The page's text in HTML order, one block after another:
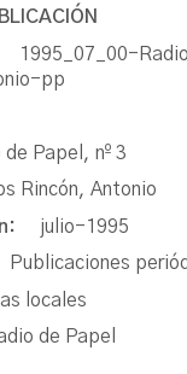
1995_07_00-
pp
de Papel, nº 3
Rincón, Antonio
julio-1995
Publicaciones
locales
de Papel